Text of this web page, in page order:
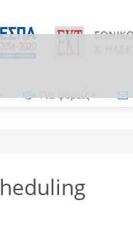
Για φορείς